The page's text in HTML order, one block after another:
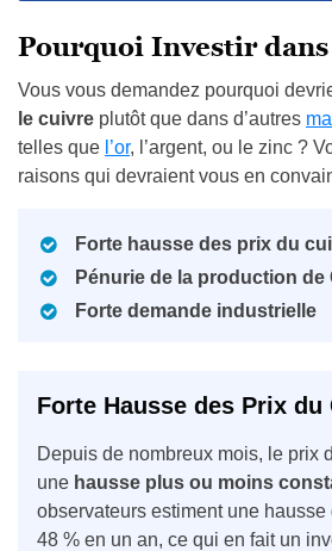
Pourquoi Investir dans
Vous vous demandez pourquoi
le cuivre plutôt que dans d’autres
telles que l’or, l’argent, ou le zinc ?
raisons qui devraient vous en
Forte hausse des prix du
Pénurie de la production de
Forte demande industrielle
Forte Hausse des Prix du
Depuis de nombreux mois, le prix
une hausse plus ou moins
observateurs estiment une
48 % en un an, ce qui en fait un